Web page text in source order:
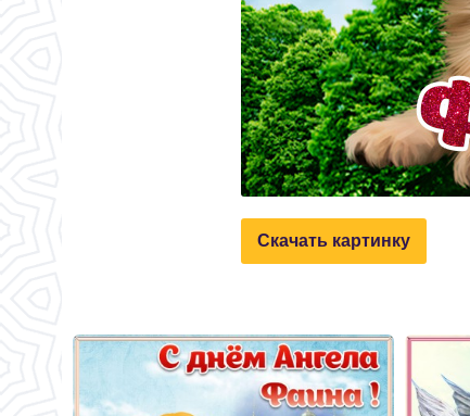
Скачать картинку